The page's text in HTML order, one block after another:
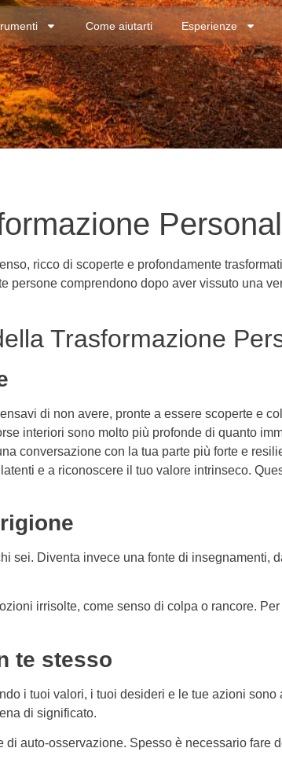
Come aiutarti Esperienze
ricco di scoperte e profondamente
persone comprendono dopo aver vissuto una
Trasformazione
di non avere, pronte a essere scoperte e
interiori sono molto più profonde di quanto
conversazione con la tua parte più forte e
e a riconoscere il tuo valore intrinseco.
sei. Diventa invece una fonte di insegnamenti,
irrisolte, come senso di colpa o rancore.
te stesso
i tuoi valori, i tuoi desideri e le tue azioni
di significato.
auto-osservazione. Spesso è necessario